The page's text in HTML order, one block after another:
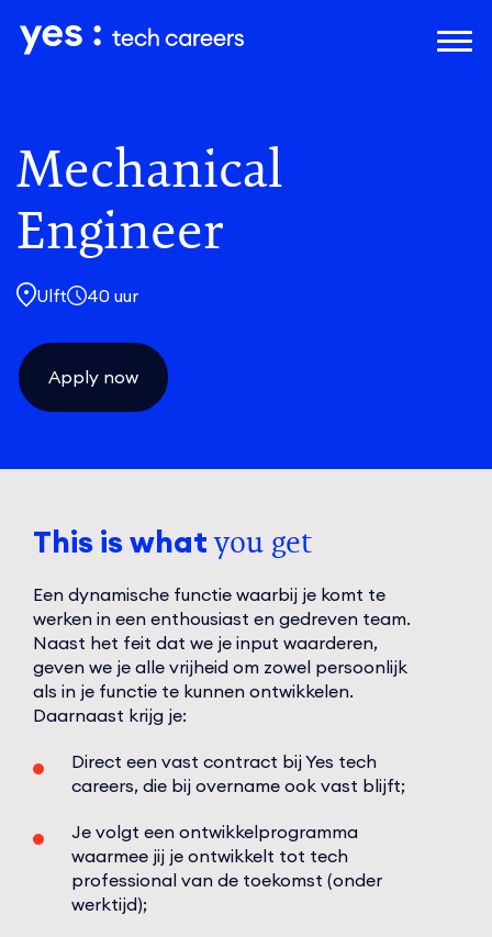
Naar hoofdinhoud
Mechanical
Engineer
Ulft 40 uur
Apply now
This is whatyou get
Een dynamische functie waarbij je komt te
werken in een enthousiast en gedreven team.
Naast het feit dat we je input waarderen,
geven we je alle vrijheid om zowel persoonlijk
als in je functie te kunnen ontwikkelen.
Daarnaast krijg je:
Direct een vast contract bij Yes tech
careers, die bij overname ook vast blijft;
Je volgt een ontwikkelprogramma
waarmee jij je ontwikkelt tot tech
professional van de toekomst (onder
werktijd);